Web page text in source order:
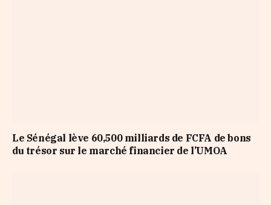
Le Sénégal lève 60,500 milliards de FCFA de bons
du trésor sur le marché financier de l’UMOA